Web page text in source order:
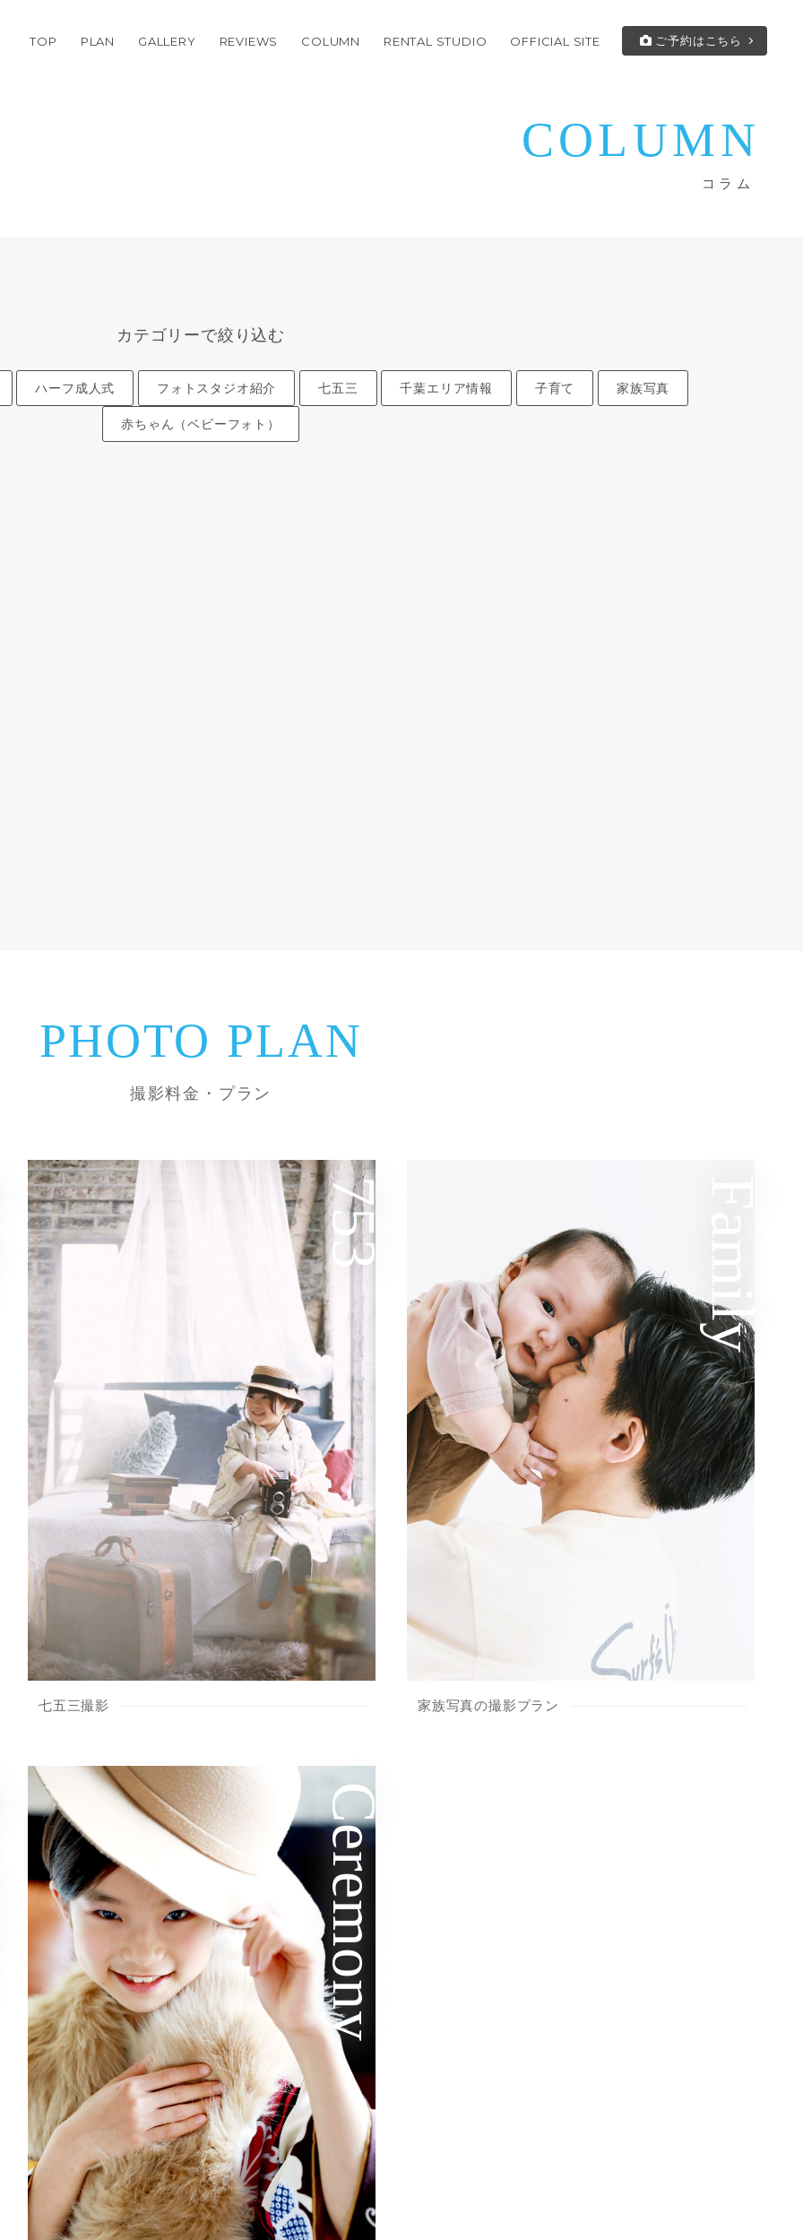
TOP PLAN GALLERY REVIEWS COLUMN RENTAL STUDIO OFFICIAL SITE ご予約はこちら
COLUMN
コラム
カテゴリーで絞り込む
ハーフ成人式 フォトスタジオ紹介 七五三 千葉エリア情報 子育て 家族写真
赤ちゃん（ベビーフォト）
PHOTO PLAN
撮影料金・プラン
753
七五三撮影
Family
家族写真の撮影プラン
Ceremony